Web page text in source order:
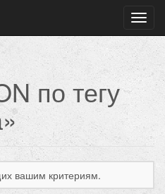
по тегу
вашим критериям.